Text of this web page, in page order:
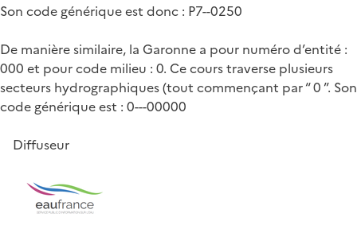
Son code générique est donc : P7--0250
De manière similaire, la Garonne a pour numéro d’entité :
000 et pour code milieu : 0. Ce cours traverse plusieurs
secteurs hydrographiques (tout commençant par “ 0 ”. Son
code générique est : 0---00000
Diffuseur